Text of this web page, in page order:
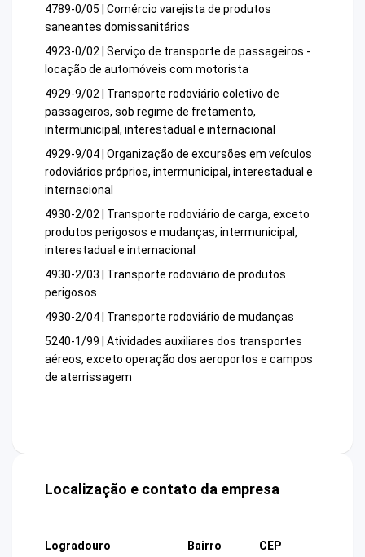
4789-0/05 | Comércio varejista de produtos
saneantes domissanitários
4923-0/02 | Serviço de transporte de passageiros -
locação de automóveis com motorista
4929-9/02 | Transporte rodoviário coletivo de
passageiros, sob regime de fretamento,
intermunicipal, interestadual e internacional
4929-9/04 | Organização de excursões em veículos
rodoviários próprios, intermunicipal, interestadual e
internacional
4930-2/02 | Transporte rodoviário de carga, exceto
produtos perigosos e mudanças, intermunicipal,
interestadual e internacional
4930-2/03 | Transporte rodoviário de produtos
perigosos
4930-2/04 | Transporte rodoviário de mudanças
5240-1/99 | Atividades auxiliares dos transportes
aéreos, exceto operação dos aeroportos e campos
de aterrissagem
Localização e contato da empresa
Logradouro
Bairro
CEP